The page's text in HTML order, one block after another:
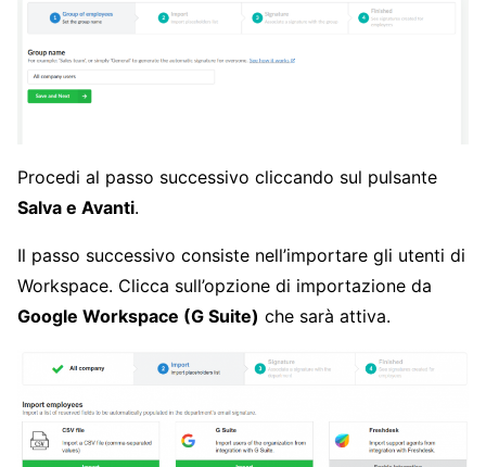
Procedi al passo successivo cliccando sul pulsante
Salva e Avanti.
Il passo successivo consiste nell’importare gli utenti di
Workspace. Clicca sull’opzione di importazione da
Google Workspace (G Suite) che sarà attiva.